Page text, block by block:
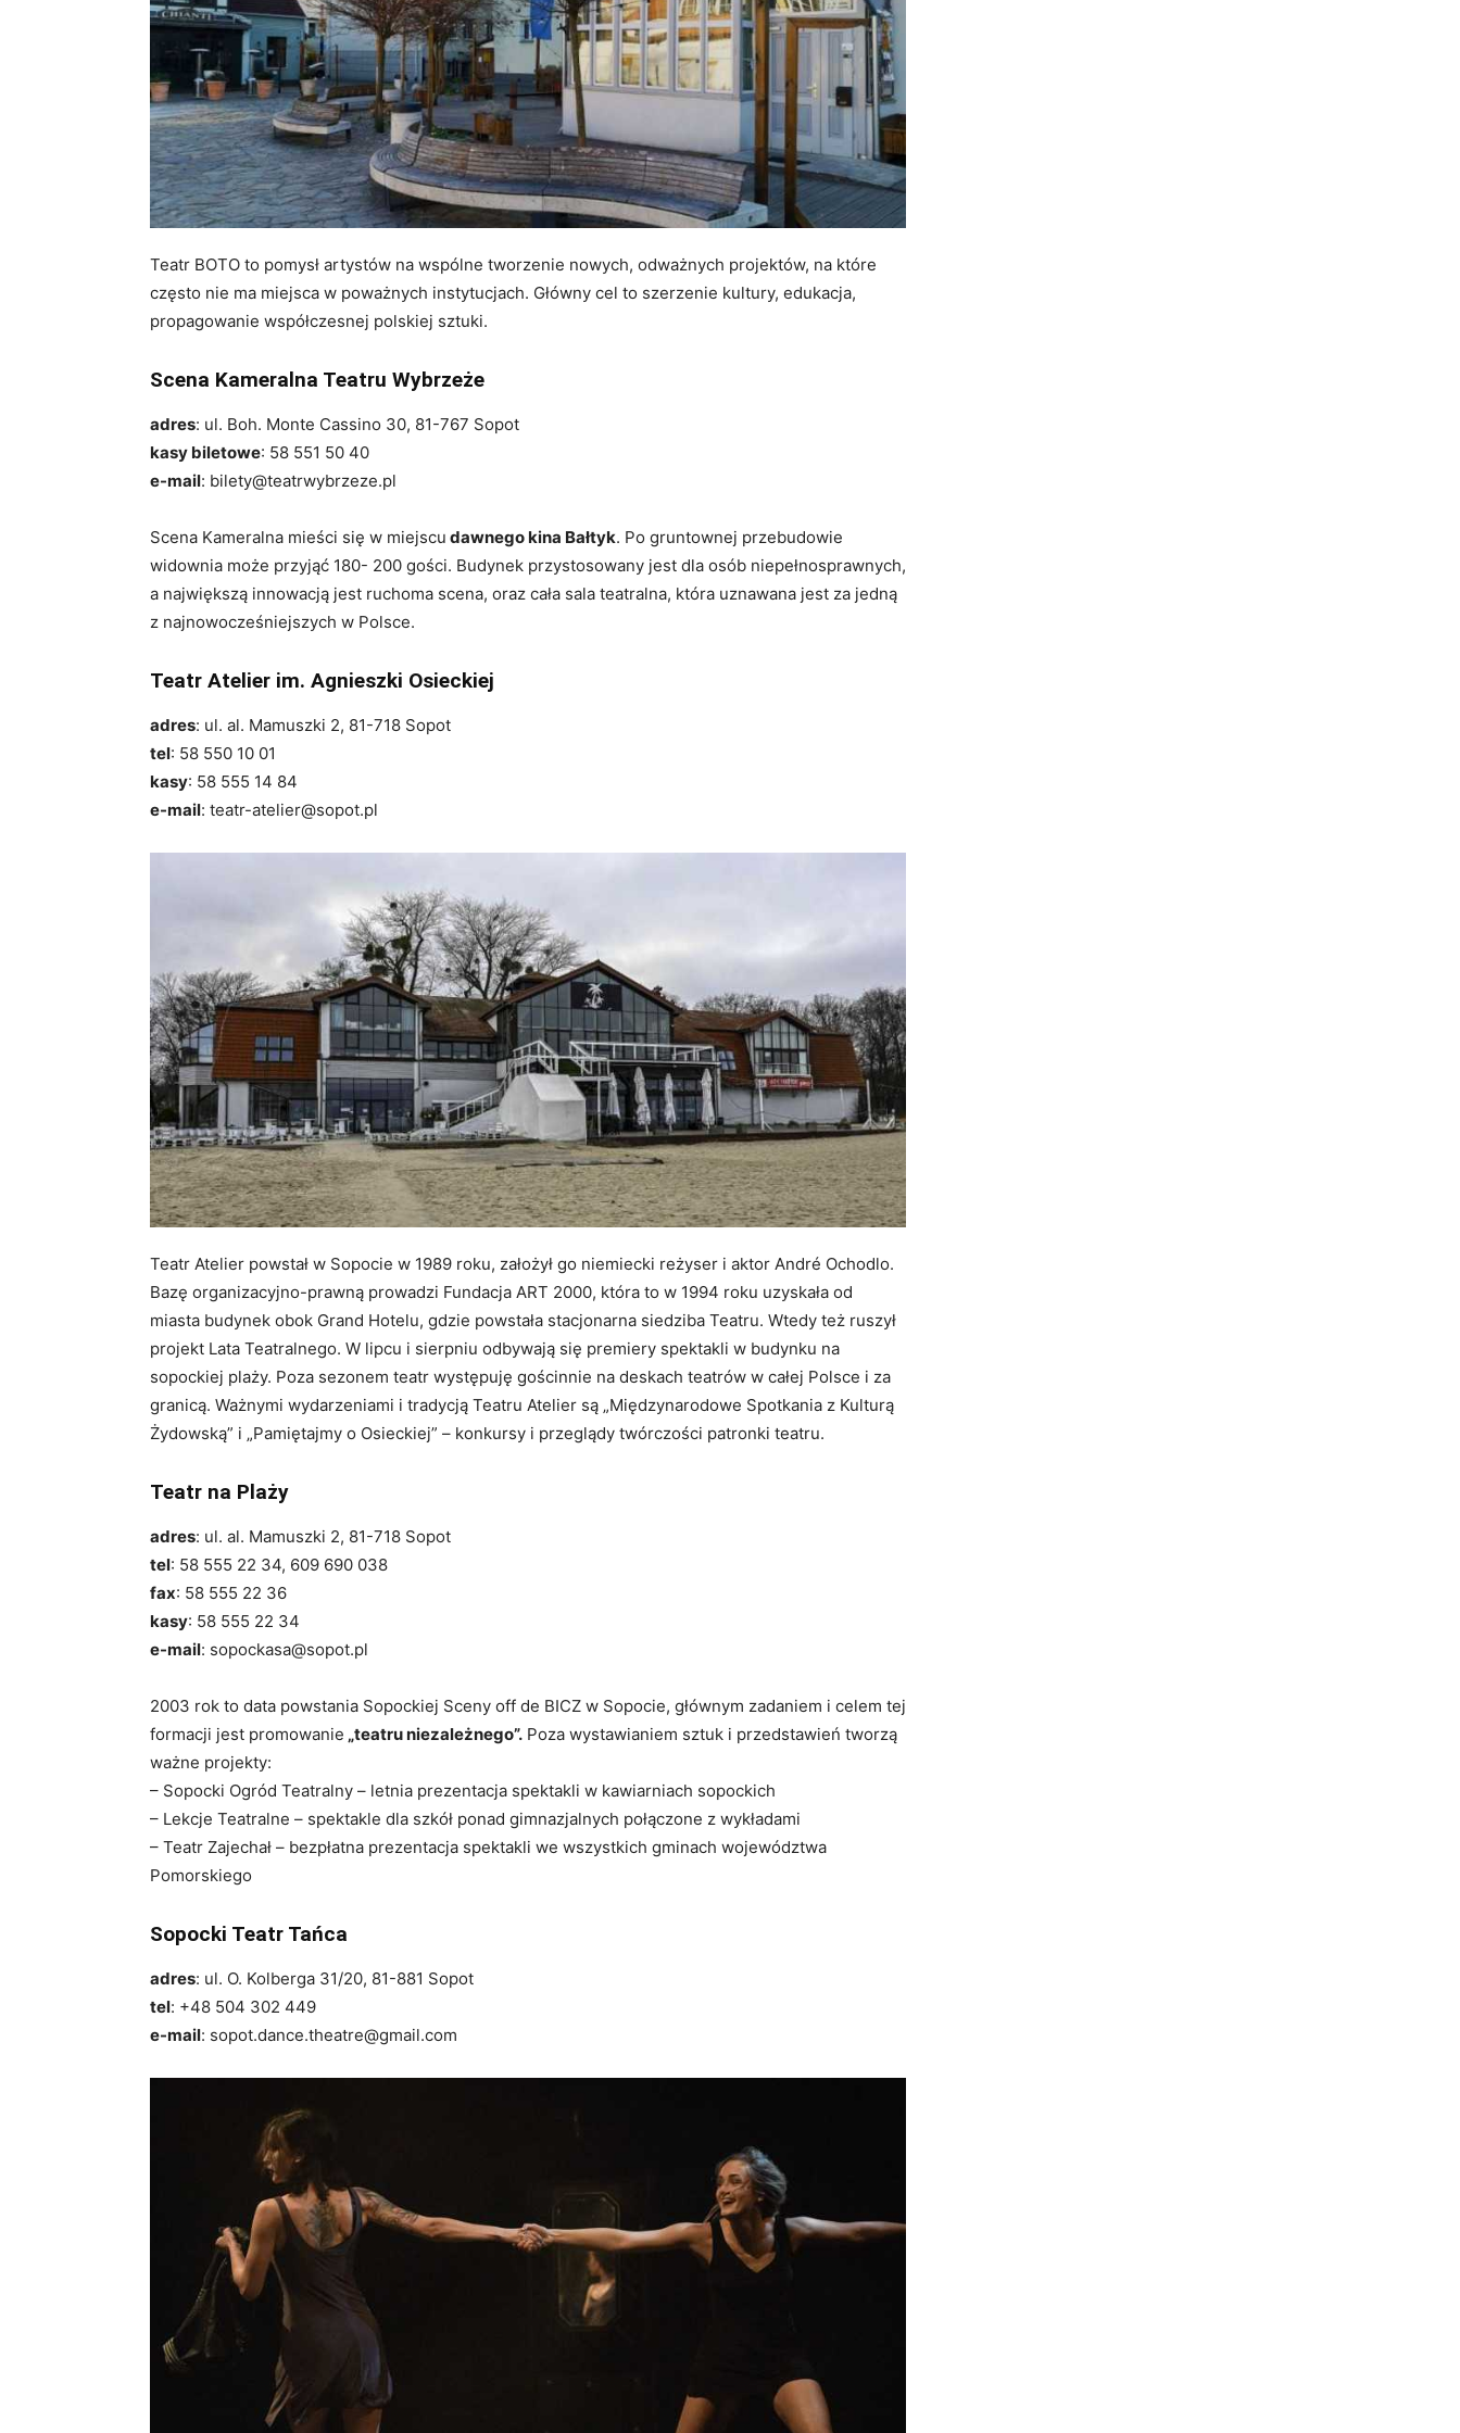
Teatr BOTO to pomysł artystów na wspólne tworzenie nowych, odważnych projektów, na które
często nie ma miejsca w poważnych instytucjach. Główny cel to szerzenie kultury, edukacja,
propagowanie współczesnej polskiej sztuki.
Scena Kameralna Teatru Wybrzeże
adres: ul. Boh. Monte Cassino 30, 81-767 Sopot
kasy biletowe: 58 551 50 40
e-mail: bilety@teatrwybrzeze.pl
Scena Kameralna mieści się w miejscu dawnego kina Bałtyk. Po gruntownej przebudowie
widownia może przyjąć 180- 200 gości. Budynek przystosowany jest dla osób niepełnosprawnych,
a największą innowacją jest ruchoma scena, oraz cała sala teatralna, która uznawana jest za jedną
z najnowocześniejszych w Polsce.
Teatr Atelier im. Agnieszki Osieckiej
adres: ul. al. Mamuszki 2, 81-718 Sopot
tel: 58 550 10 01
kasy: 58 555 14 84
e-mail: teatr-atelier@sopot.pl
Teatr Atelier powstał w Sopocie w 1989 roku, założył go niemiecki reżyser i aktor André Ochodlo.
Bazę organizacyjno-prawną prowadzi Fundacja ART 2000, która to w 1994 roku uzyskała od
miasta budynek obok Grand Hotelu, gdzie powstała stacjonarna siedziba Teatru. Wtedy też ruszył
projekt Lata Teatralnego. W lipcu i sierpniu odbywają się premiery spektakli w budynku na
sopockiej plaży. Poza sezonem teatr występuję gościnnie na deskach teatrów w całej Polsce i za
granicą. Ważnymi wydarzeniami i tradycją Teatru Atelier są „Międzynarodowe Spotkania z Kulturą
Żydowską” i „Pamiętajmy o Osieckiej” – konkursy i przeglądy twórczości patronki teatru.
Teatr na Plaży
adres: ul. al. Mamuszki 2, 81-718 Sopot
tel: 58 555 22 34, 609 690 038
fax: 58 555 22 36
kasy: 58 555 22 34
e-mail: sopockasa@sopot.pl
2003 rok to data powstania Sopockiej Sceny off de BICZ w Sopocie, głównym zadaniem i celem tej
formacji jest promowanie „teatru niezależnego”. Poza wystawianiem sztuk i przedstawień tworzą
ważne projekty:
– Sopocki Ogród Teatralny – letnia prezentacja spektakli w kawiarniach sopockich
– Lekcje Teatralne – spektakle dla szkół ponad gimnazjalnych połączone z wykładami
– Teatr Zajechał – bezpłatna prezentacja spektakli we wszystkich gminach województwa
Pomorskiego
Sopocki Teatr Tańca
adres: ul. O. Kolberga 31/20, 81-881 Sopot
tel: +48 504 302 449
e-mail: sopot.dance.theatre@gmail.com